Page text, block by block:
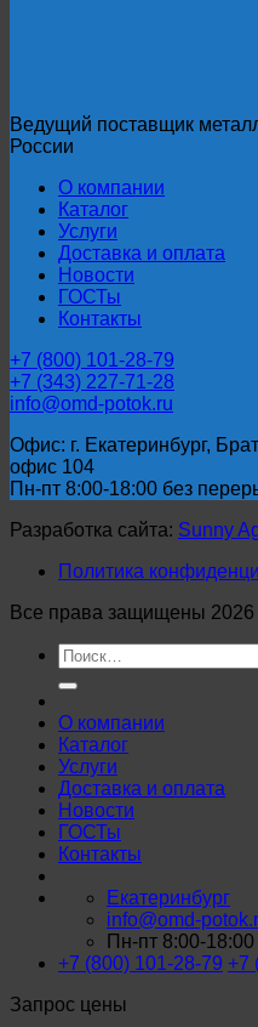
Ведущий поставщик
России
О компании
Каталог
Услуги
Доставка и оплата
Новости
ГОСТы
Контакты
+7 (800) 101-28-79
+7 (343) 227-71-28
info@omd-potok.ru
Офис: г. Екатеринбург,
офис 104
Пн-пт 8:00-18:00 без
Разработка сайта: Sunny
Политика
Все права защищены
Искать:
О компании
Каталог
Услуги
Доставка и оплата
Новости
ГОСТы
Контакты
Екатеринбург
info@omd-
Пн-пт 8:00-18:00
+7 (800) 101-28-79 +7
Запрос цены